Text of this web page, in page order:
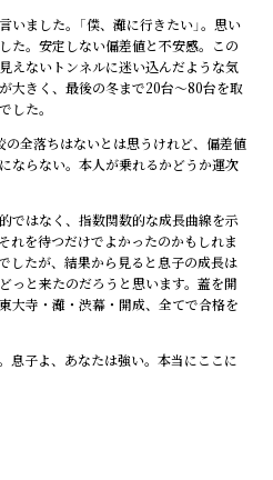
ました。「僕、灘に行きたい」。思い
た。安定しない偏差値と不安感。この
えないトンネルに迷い込んだような気
大きく、最後の冬まで20台～80台を取
した。
の全落ちはないとは思うけれど、偏差値
ならない。本人が乗れるかどうか運次
ではなく、指数関数的な成長曲線を示
れを待つだけでよかったのかもしれま
したが、結果から見ると息子の成長は
っと来たのだろうと思います。蓋を開
大寺・灘・渋幕・開成、全てで合格を
息子よ、あなたは強い。本当にここに